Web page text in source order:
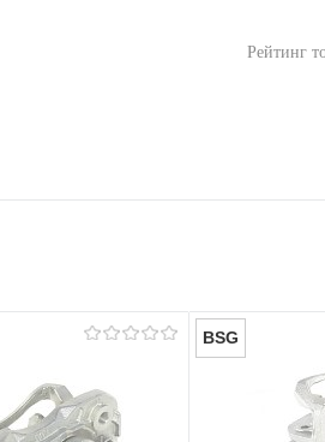
Рейтинг
BSG